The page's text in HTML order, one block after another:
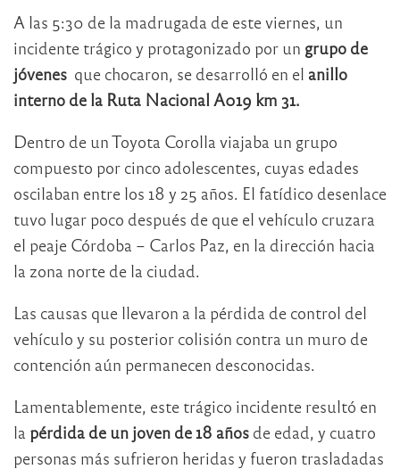
A las 5:30 de la madrugada de este viernes, un
incidente trágico y protagonizado por un grupo de
jóvenes que chocaron, se desarrolló en el anillo
interno de la Ruta Nacional A019 km 31.
Dentro de un Toyota Corolla viajaba un grupo
compuesto por cinco adolescentes, cuyas edades
oscilaban entre los 18 y 25 años. El fatídico desenlace
tuvo lugar poco después de que el vehículo cruzara
el peaje Córdoba – Carlos Paz, en la dirección hacia
la zona norte de la ciudad.
Las causas que llevaron a la pérdida de control del
vehículo y su posterior colisión contra un muro de
contención aún permanecen desconocidas.
Lamentablemente, este trágico incidente resultó en
la pérdida de un joven de 18 años de edad, y cuatro
personas más sufrieron heridas y fueron trasladadas